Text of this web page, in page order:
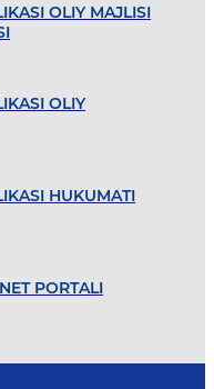
OLIY MAJLISI
OLIY
HUKUMATI
PORTALI